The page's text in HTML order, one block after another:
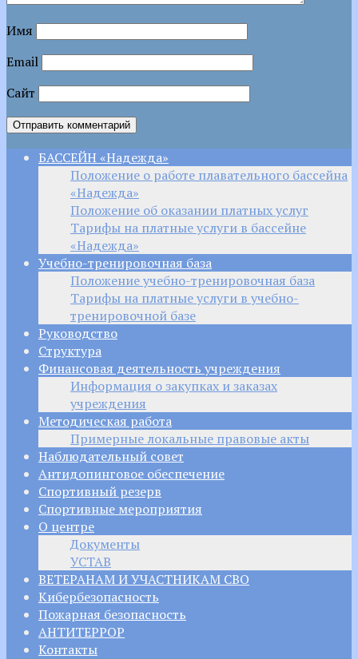
Имя
Email
Сайт
БАССЕЙН «Надежда»
Положение о работе плавательного бассейна
«Надежда»
Положение об оказании платных услуг
Тарифы на платные услуги в бассейне
«Надежда»
Учебно-тренировочная база
Положение учебно-тренировочная база
Тарифы на платные услуги в учебно-
тренировочной базе
Руководство
Структура
Финансовая деятельность учреждения
Информация о закупках и заказах
учреждения
Методическая работа
Примерные локальные правовые акты
Наблюдательный совет
Антидопинговое обеспечение
Спортивный резерв
Спортивные мероприятия
О центре
Документы
УСТАВ
ВЕТЕРАНАМ И УЧАСТНИКАМ СВО
Кибербезопасность
Пожарная безопасность
АНТИТЕРРОР
Контакты